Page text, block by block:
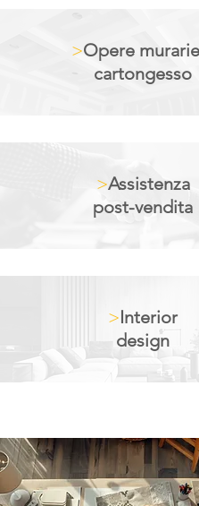
>Opere
cartongesso
>Assistenza
post-vendita
>Interior
design